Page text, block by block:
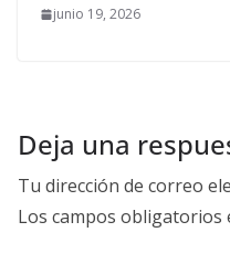
junio 19, 2026
Deja una
Tu dirección de correo
Los campos obligatorios